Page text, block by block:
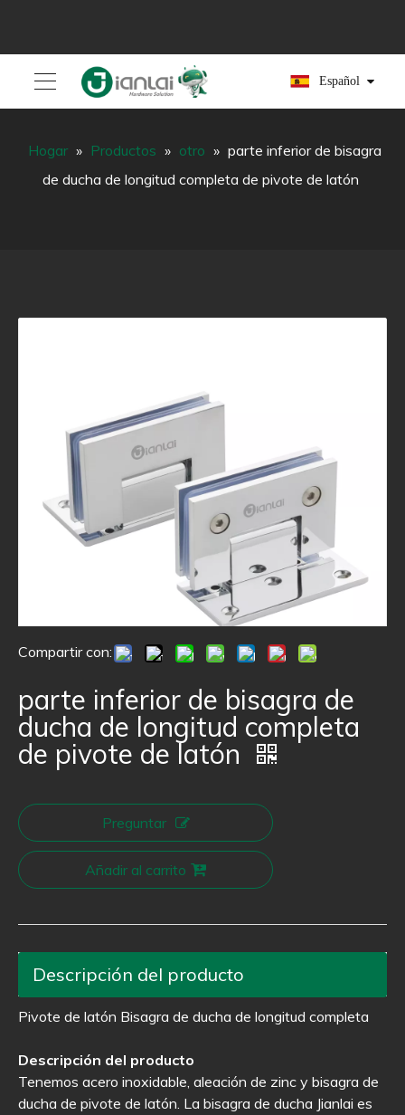
Español
Hogar » Productos » otro » parte inferior de bisagra
de ducha de longitud completa de pivote de latón
Compartir con:
parte inferior de bisagra de
ducha de longitud completa
de pivote de latón
Preguntar
Añadir al carrito
Descripción del producto
Pivote de latón Bisagra de ducha de longitud completa
Descripción del producto
Tenemos acero inoxidable, aleación de zinc y bisagra de
ducha de pivote de latón. La bisagra de ducha Jianlai es